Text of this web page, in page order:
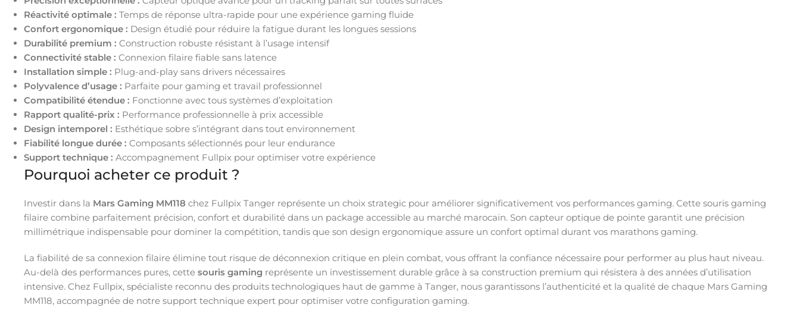
Réactivité optimale : Temps de réponse ultra-rapide pour une expérience gaming fluide
Confort ergonomique : Design étudié pour réduire la fatigue durant les longues sessions
Durabilité premium : Construction robuste résistant à l’usage intensif
Connectivité stable : Connexion filaire fiable sans latence
Installation simple : Plug-and-play sans drivers nécessaires
Polyvalence d’usage : Parfaite pour gaming et travail professionnel
Compatibilité étendue : Fonctionne avec tous systèmes d’exploitation
Rapport qualité-prix : Performance professionnelle à prix accessible
Design intemporel : Esthétique sobre s’intégrant dans tout environnement
Fiabilité longue durée : Composants sélectionnés pour leur endurance
Support technique : Accompagnement Fullpix pour optimiser votre expérience
Pourquoi acheter ce produit ?
Investir dans la Mars Gaming MM118 chez Fullpix Tanger représente un choix strategic pour améliorer significativement vos performances gaming. Cette souris gaming
filaire combine parfaitement précision, confort et durabilité dans un package accessible au marché marocain. Son capteur optique de pointe garantit une précision
millimétrique indispensable pour dominer la compétition, tandis que son design ergonomique assure un confort optimal durant vos marathons gaming.
La fiabilité de sa connexion filaire élimine tout risque de déconnexion critique en plein combat, vous offrant la confiance nécessaire pour performer au plus haut niveau.
Au-delà des performances pures, cette souris gaming représente un investissement durable grâce à sa construction premium qui résistera à des années d’utilisation
intensive. Chez Fullpix, spécialiste reconnu des produits technologiques haut de gamme à Tanger, nous garantissons l’authenticité et la qualité de chaque Mars Gaming
MM118, accompagnée de notre support technique expert pour optimiser votre configuration gaming.